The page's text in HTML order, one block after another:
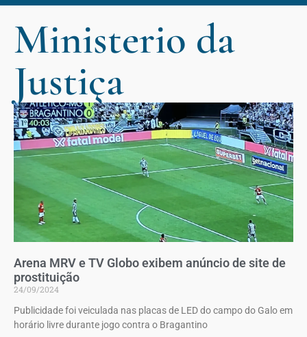
Ministerio da
Justiça
Arena MRV e TV Globo exibem anúncio de site de
prostituição
24/09/2024
Publicidade foi veiculada nas placas de LED do campo do Galo em
horário livre durante jogo contra o Bragantino